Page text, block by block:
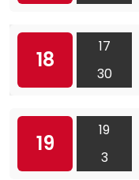
18
17
30
19
19
3